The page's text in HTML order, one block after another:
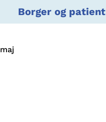
Borger og patient
maj